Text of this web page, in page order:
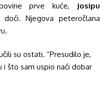
prve kuće,
Josipu
Njegova peteročlana
su ostati. “Presudilo je,
i što sam uspio naći dobar